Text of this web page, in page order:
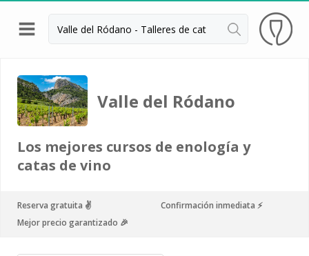
Volver
Bodegas y cata de vinos Alsacia
Bodegas y cata de vinos Beaujolais
Bodegas y cata de vinos Bordeaux
Bodegas y cata de champagne
Valle del Ródano
Los mejores cursos de enología y
catas de vino
Reserva gratuita ✌️
Confirmación inmediata ⚡️
Mejor precio garantizado 🎉